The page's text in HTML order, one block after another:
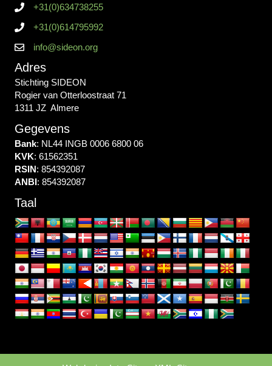
+31(0)634738255
+31(0)614795992
info@sideon.org
Adres
Stichting SIDEON
Rogier van Otterloostraat 71
1311 JZ Almere
Gegevens
Bank: NL44 INGB 0006 6800 06
KVK: 61562351
RSIN: 854392087
ANBI: 854392087
Taal